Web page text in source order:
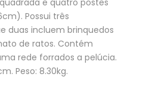
e quatro postes
Possui três
duas incluem brinquedos
de ratos. Contém
rede forrados a pelúcia.
Peso: 8.30kg.